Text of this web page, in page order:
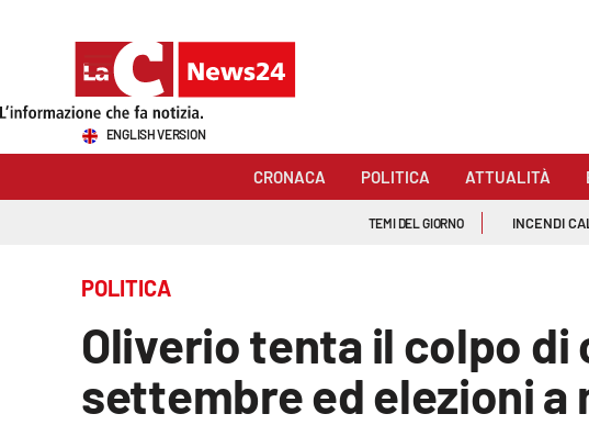
Sezioni
Economia e lavoro
Italia Mondo
ENGLISH VERSION
CRONACA POLITICA ATTUALITÀ
TEMI DEL GIORNO INCENDI
POLITICA
Oliverio tenta il colpo di
settembre ed elezioni a